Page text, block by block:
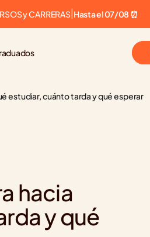
y CARRERAS Hasta el 07/08 ⏰
estudiar, cuánto tarda y qué esperar
hacia
y qué